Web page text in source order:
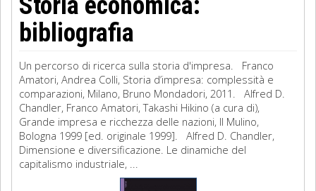
bibliografia
Un percorso di ricerca sulla storia d'impresa. Franco
Amatori, Andrea Colli, Storia d’impresa: complessità e
comparazioni, Milano, Bruno Mondadori, 2011. Alfred D.
Chandler, Franco Amatori, Takashi Hikino (a cura di),
Grande impresa e ricchezza delle nazioni, Il Mulino,
Bologna 1999 [ed. originale 1999]. Alfred D. Chandler,
Dimensione e diversificazione. Le dinamiche del
capitalismo industriale, ...